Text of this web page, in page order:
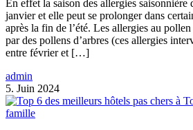
En effet la saison des allergies saisonnière
janvier et elle peut se prolonger dans
après la fin de l’été. Les allergies au
par des pollens d’arbres (ces allergies
entre février et […]
admin
5. Juin 2024